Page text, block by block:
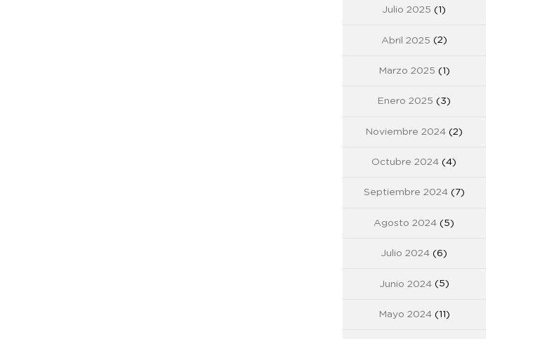
Julio 2025 (1)
Abril 2025 (2)
Marzo 2025 (1)
Enero 2025 (3)
Noviembre 2024 (2)
Octubre 2024 (4)
Septiembre 2024(7)
Agosto 2024 (5)
Julio 2024 (6)
Junio 2024(5)
Mayo 2024(11)